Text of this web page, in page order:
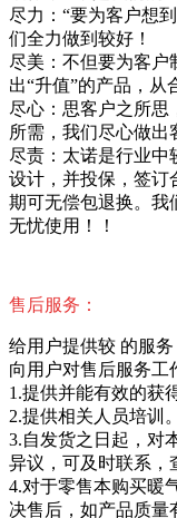
尽力：“要为客户想
们全力做到较好！
尽美：不但要为客户
出“升值”的产品，从
尽心：思客户之所思
所需，我们尽心做出
尽责：太诺是行业中
设计，并投保，签订
期可无偿包退换。我
无忧使用！！
售后服务：
给用户提供较 的服
向用户对售后服务工
1.提供并能有效的获
2.提供相关人员培训。
3.自发货之日起，对
异议，可及时联系，
4.对于零售本购买暖
决售后，如产品质量